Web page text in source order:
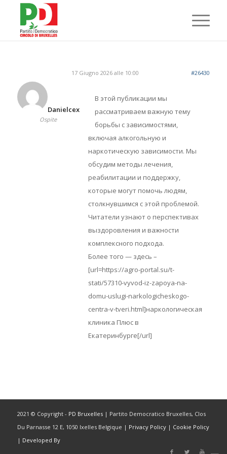
17 Giugno 2026 alle 10:00 #26430
Danielcex
Ospite
В этой публикации мы
рассматриваем важную тему
борьбы с зависимостями,
включая алкогольную и
наркотическую зависимости. Мы
обсудим методы лечения,
реабилитации и поддержку,
которые могут помочь людям,
столкнувшимся с этой проблемой.
Читатели узнают о перспективах
выздоровления и важности
комплексного подхода.
Более того — здесь –
[url=https://agro-portal.su/t-
stati/57310-vyvod-iz-zapoya-na-
domu-uslugi-narkologicheskogo-
centra-v-tveri.html]наркологическая
клиника Плюс в
Екатеринбурге[/url]
2021 © Copyright - PD Bruxelles| Partito Democratico Bruxelles, Clos
Du Parnasse 12 E, 1050 Ixelles Belgique | Privacy Policy| Cookie Policy
| Developed By